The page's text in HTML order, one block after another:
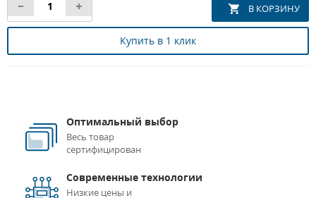
Купить в 1 клик
Оптимальный выбор
Весь товар
сертифицирован
Современные технологии
Низкие цены и